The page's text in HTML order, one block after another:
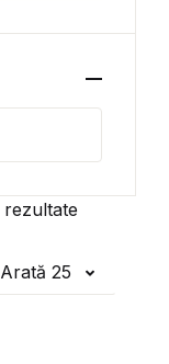
rezultate
Arată 25